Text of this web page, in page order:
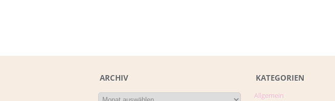
ARCHIV KATEGORIEN
Allgemein